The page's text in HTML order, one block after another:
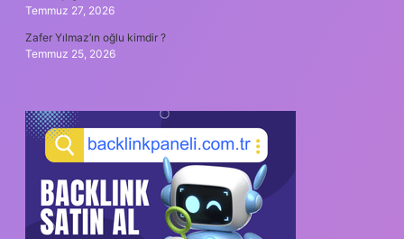
Temmuz 27, 2026
Zafer Yılmaz’ın oğlu kimdir ?
Temmuz 25, 2026